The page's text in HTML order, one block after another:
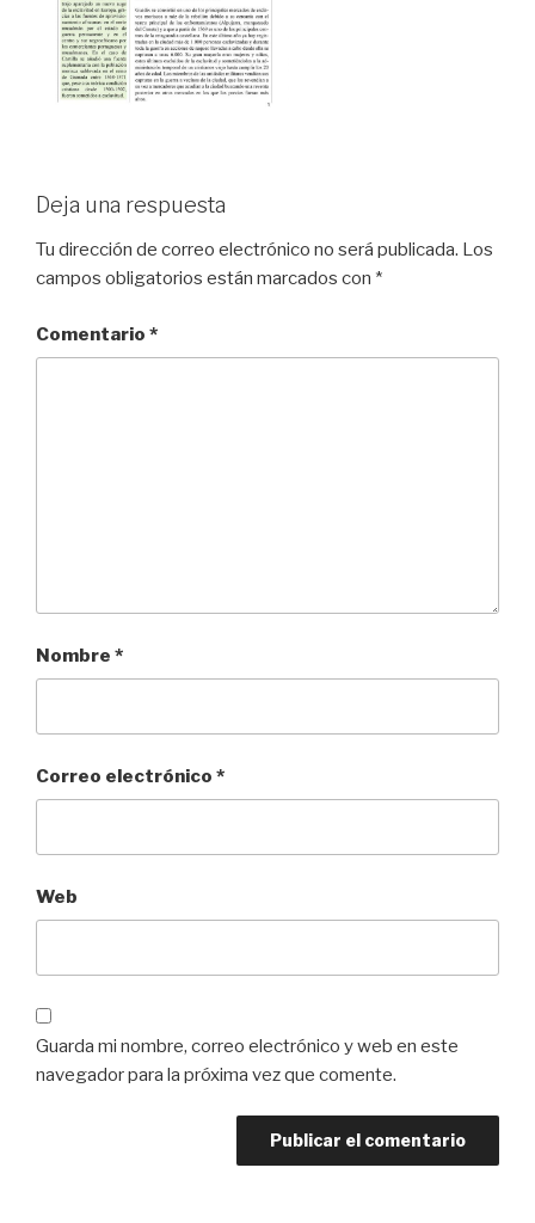
Deja una respuesta
Tu dirección de correo electrónico no será publicada. Los
campos obligatorios están marcados con *
Comentario *
Nombre *
Correo electrónico *
Web
Guarda mi nombre, correo electrónico y web en este
navegador para la próxima vez que comente.